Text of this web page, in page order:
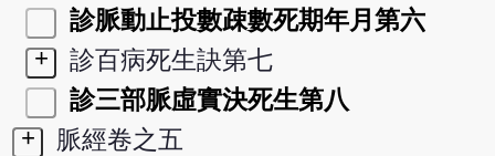
診脈動止投數疎數死期年月第六
+
診百病死生訣第七
診三部脈虛實決死生第八
+
脈經卷之五